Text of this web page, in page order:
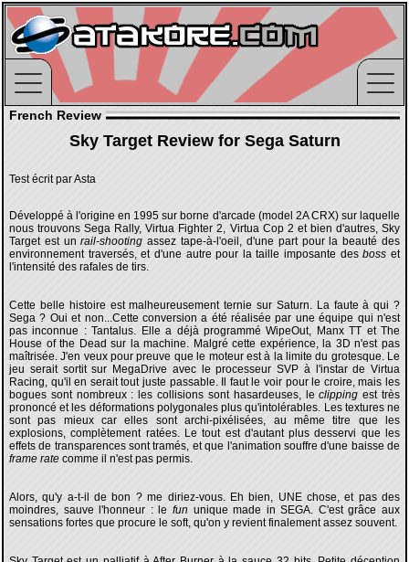
French Review
Sky Target Review for Sega Saturn
Test écrit par Asta
Développé à l'origine en 1995 sur borne d'arcade (model 2A CRX) sur laquelle
nous trouvons Sega Rally, Virtua Fighter 2, Virtua Cop 2 et bien d'autres, Sky
Target est unrail-shooting assez tape-à-l'oeil, d'une part pour la beauté des
environnement traversés, et d'une autre pour la taille imposante desboss et
l'intensité des rafales de tirs.
Cette belle histoire est malheureusement ternie sur Saturn. La faute à qui ?
Sega ? Oui et non...Cette conversion a été réalisée par une équipe qui n'est
pas inconnue : Tantalus. Elle a déjà programmé WipeOut, Manx TT et The
House of the Dead sur la machine. Malgré cette expérience, la 3D n'est pas
maîtrisée. J'en veux pour preuve que le moteur est à la limite du grotesque. Le
jeu serait sortit sur MegaDrive avec le processeur SVP à l'instar de Virtua
Racing, qu'il en serait tout juste passable. Il faut le voir pour le croire, mais les
bogues sont nombreux : les collisions sont hasardeuses, leclipping est très
prononcé et les déformations polygonales plus qu'intolérables. Les textures ne
sont pas mieux car elles sont archi-pixélisées, au même titre que les
explosions, complètement ratées. Le tout est d'autant plus desservi que les
effets de transparences sont tramés, et que l'animation souffre d'une baisse de
frame rate comme il n'est pas permis.
Alors, qu'y a-t-il de bon ? me diriez-vous. Eh bien, UNE chose, et pas des
moindres, sauve l'honneur : le fun unique made in SEGA. C'est grâce aux
sensations fortes que procure le soft, qu'on y revient finalement assez souvent.